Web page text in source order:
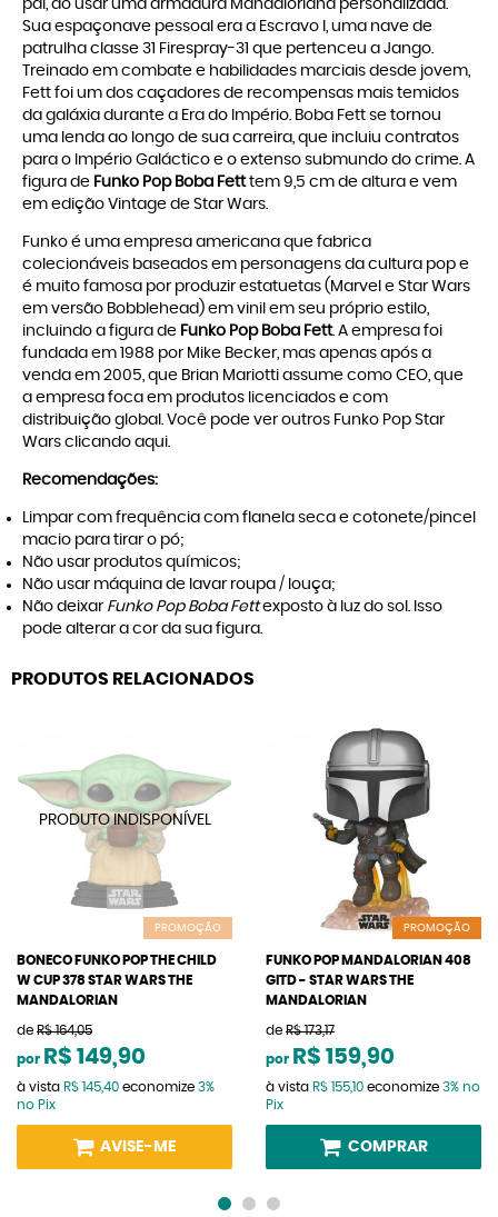
pai, ao usar uma armadura Mandaloriana personalizada.
Sua espaçonave pessoal era a Escravo I, uma nave de
patrulha classe 31 Firespray-31 que pertenceu a Jango.
Treinado em combate e habilidades marciais desde jovem,
Fett foi um dos caçadores de recompensas mais temidos
da galáxia durante a Era do Império. Boba Fett se tornou
uma lenda ao longo de sua carreira, que incluiu contratos
para o Império Galáctico e o extenso submundo do crime. A
figura de Funko Pop Boba Fetttem 9,5 cm de altura e vem
em edição Vintage de Star Wars.
Funko é uma empresa americana que fabrica
colecionáveis baseados em personagens da cultura pop e
é muito famosa por produzir estatuetas (Marvel e Star Wars
em versão Bobblehead) em vinil em seu próprio estilo,
incluindo a figura de Funko Pop Boba Fett. A empresa foi
fundada em 1988 por Mike Becker, mas apenas após a
venda em 2005, que Brian Mariotti assume como CEO, que
a empresa foca em produtos licenciados e com
distribuição global. Você pode ver outros Funko Pop Star
Wars clicando aqui.
Recomendações:
Limpar com frequência com flanela seca e cotonete/pincel
macio para tirar o pó;
Não usar produtos químicos;
Não usar máquina de lavar roupa / louça;
Não deixar Funko Pop Boba Fettexposto à luz do sol. Isso
pode alterar a cor da sua figura.
PRODUTOS RELACIONADOS
PROMOÇÃO
BONECO FUNKO POP THE CHILD
W CUP 378 STAR WARS THE
MANDALORIAN
de R$ 164,05
por R$ 149,90
à vista R$ 145,40 economize 3%
no Pix
AVISE-ME
PROMOÇÃO
FUNKO POP MANDALORIAN 408
GITD - STAR WARS THE
MANDALORIAN
de R$ 173,17
por R$ 159,90
à vista R$ 155,10 economize 3% no
Pix
COMPRAR